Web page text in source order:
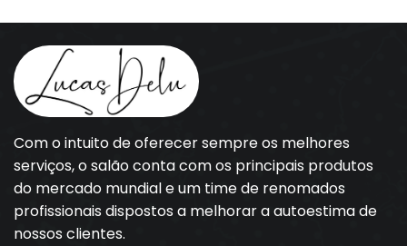
Com o intuito de oferecer sempre os melhores
serviços, o salão conta com os principais produtos
do mercado mundial e um time de renomados
profissionais dispostos a melhorar a autoestima de
nossos clientes.